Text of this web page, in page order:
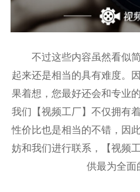
不过这些内容虽然看似
起来还是相当的具有难度。
果着想，您最好还会和专业
我们【视频工厂】不仅拥有
性价比也是相当的不错，因
妨和我们进行联系，【视频
供最为全面